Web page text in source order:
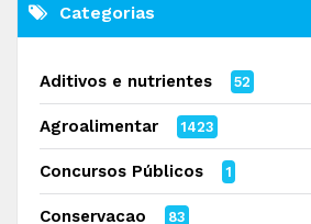
Categorias
Aditivos e nutrientes 52
Agroalimentar 1423
Concursos Públicos 1
Conservacao 83